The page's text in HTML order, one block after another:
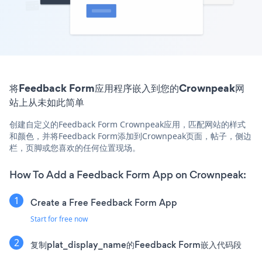
将Feedback Form应用程序嵌入到您的Crownpeak网
站上从未如此简单
创建自定义的Feedback Form Crownpeak应用，匹配网站的样式
和颜色，并将Feedback Form添加到Crownpeak页面，帖子，侧边
栏，页脚或您喜欢的任何位置现场。
How To Add a Feedback Form App on Crownpeak:
Create a Free Feedback Form App
Start for free now
复制plat_display_name的Feedback Form嵌入代码段